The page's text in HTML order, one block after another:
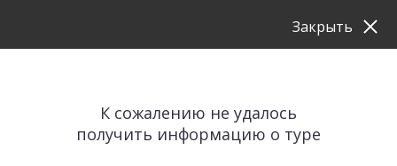
К сожалению не удалось
получить информацию о туре
Закрыть